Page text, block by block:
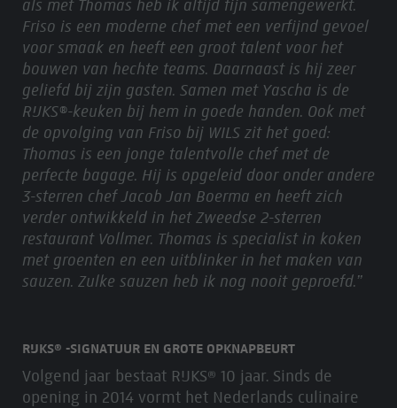
als met Thomas heb ik altijd fijn samengewerkt.
Friso is een moderne chef met een verfijnd gevoel
voor smaak en heeft een groot talent voor het
bouwen van hechte teams. Daarnaast is hij zeer
geliefd bij zijn gasten. Samen met Yascha is de
RIJKS®-keuken bij hem in goede handen. Ook met
de opvolging van Friso bij WILS zit het goed:
Thomas is een jonge talentvolle chef met de
perfecte bagage. Hij is opgeleid door onder andere
3-sterren chef Jacob Jan Boerma en heeft zich
verder ontwikkeld in het Zweedse 2-sterren
restaurant Vollmer. Thomas is specialist in koken
met groenten en een uitblinker in het maken van
sauzen. Zulke sauzen heb ik nog nooit geproefd.”
RIJKS® -SIGNATUUR EN GROTE OPKNAPBEURT
Volgend jaar bestaat RIJKS® 10 jaar. Sinds de
opening in 2014 vormt het Nederlands culinaire